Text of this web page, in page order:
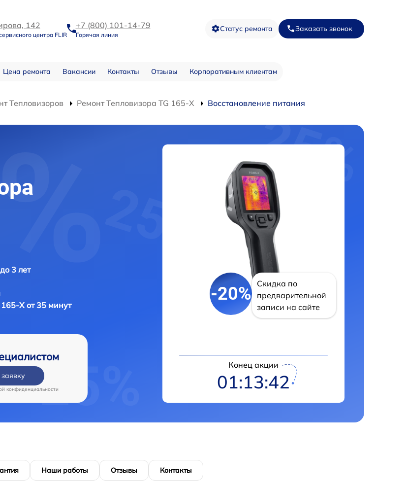
142
центра FLIR
+7 (800) 101-14-79
Горячая линия
Статус ремонта Заказать звонок
Цена ремонта Вакансии Контакты Отзывы Корпоративным клиентам
Тепловизоров Ремонт Тепловизора TG 165-X Восстановление питания
3 лет
165-X от 35 минут
конфиденциальности
-20%
Скидка по
предварительной
записи на сайте
Конец акции
01:13:42
Наши работы Отзывы Контакты